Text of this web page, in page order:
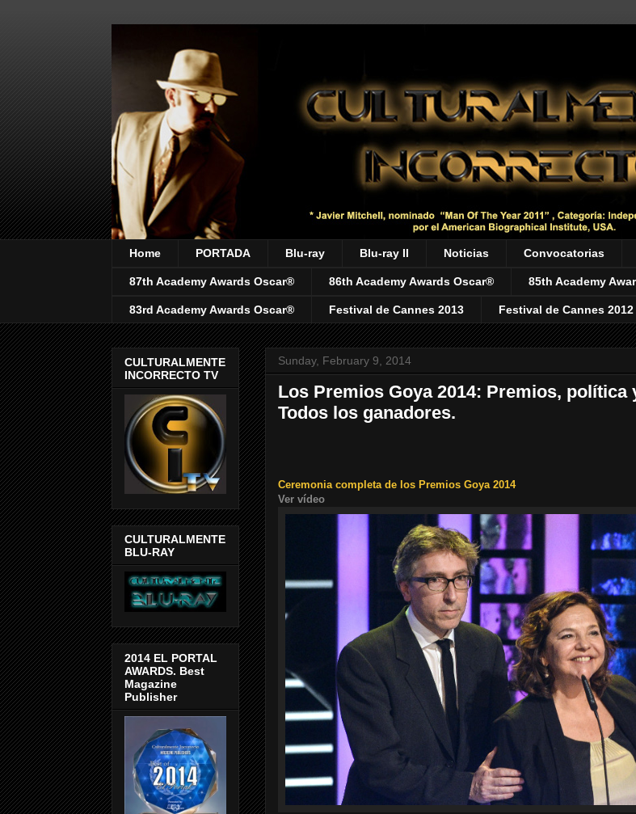
Home PORTADA Blu-ray Blu-ray II Noticias Convocatorias
87th Academy Awards Oscar® 86th Academy Awards Oscar® 85th Academy
83rd Academy Awards Oscar® Festival de Cannes 2013 Festival de Cannes 2012
Sunday, February 9, 2014
Los Premios Goya 2014: Premios, política
Todos los ganadores.
Ceremonia completa de los Premios Goya 2014
Ver vídeo
CULTURALMENTE
INCORRECTO TV
CULTURALMENTE
BLU-RAY
2014 EL PORTAL
AWARDS. Best
Magazine
Publisher